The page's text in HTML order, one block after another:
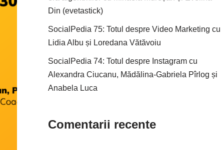
Din (evetastick)
SocialPedia 75: Totul despre Video Marketing cu
Lidia Albu și Loredana Vătăvoiu
SocialPedia 74: Totul despre Instagram cu
Alexandra Ciucanu, Mădălina-Gabriela Pîrlog și
Anabela Luca
Comentarii recente